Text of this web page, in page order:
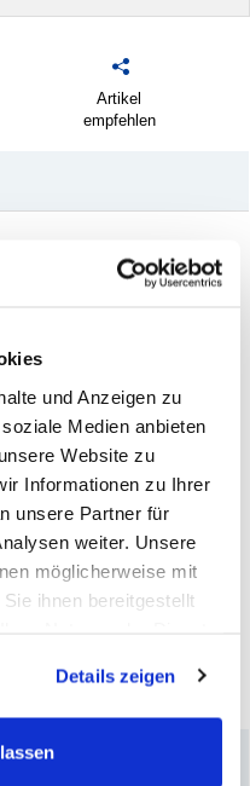
und Anzeigen zu
Medien anbieten
Website zu
Informationen zu Ihrer
unsere Partner für
weiter. Unsere
möglicherweise mit
ihnen bereitgestellt
weiterhin nutzen.
Details zeigen
Artikel
empfehlen
M ik rofase tuc
(19)